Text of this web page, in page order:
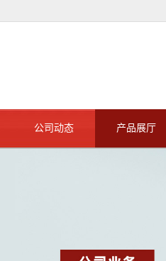
公司动态 产品展厅